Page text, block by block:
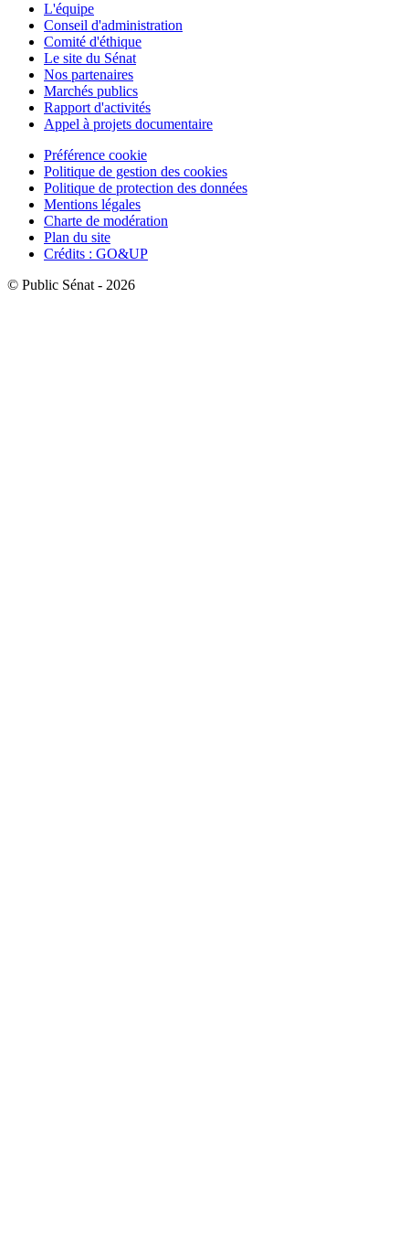
L'équipe
Conseil d'administration
Comité d'éthique
Le site du Sénat
Nos partenaires
Marchés publics
Rapport d'activités
Appel à projets documentaire
Préférence cookie
Politique de gestion des cookies
Politique de protection des données
Mentions légales
Charte de modération
Plan du site
Crédits : GO&UP
© Public Sénat - 2026